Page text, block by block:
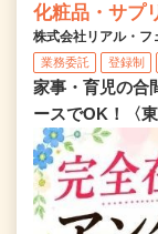
化粧品・サプ
株式会社リアル・フ
業務委託 登録制
家事・育児の合
ースでOK！〈東